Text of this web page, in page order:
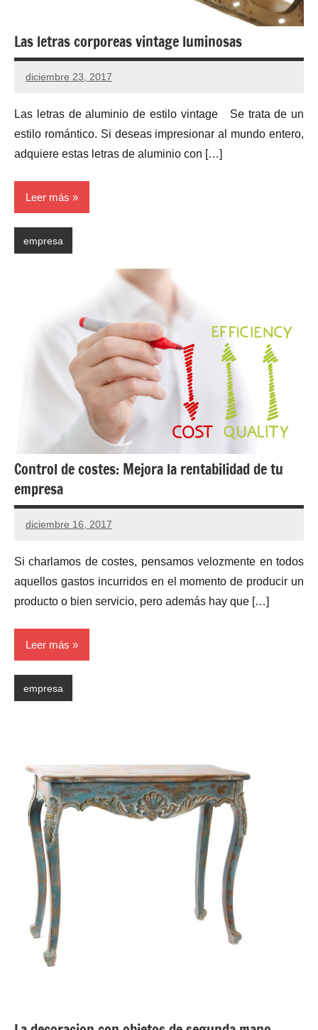
Las letras corporeas vintage luminosas
diciembre 23, 2017
Las letras de aluminio de estilo vintage Se trata de un
estilo romántico. Si deseas impresionar al mundo entero,
adquiere estas letras de aluminio con […]
Leer más
empresa
Control de costes: Mejora la rentabilidad de tu
empresa
diciembre 16, 2017
Si charlamos de costes, pensamos velozmente en todos
aquellos gastos incurridos en el momento de producir un
producto o bien servicio, pero además hay que […]
Leer más
empresa